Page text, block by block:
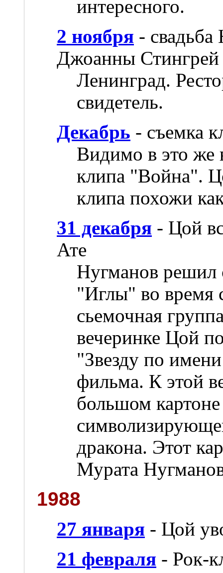
интересного.
2 ноября -
Джоанны Стингрей
Ленинград.
свидетель.
Декабрь - съемка
Видимо в это же
клипа "Война".
клипа похожи
31 декабря - Цой
Ате
Нугманов решил
"Иглы" во время
сьемочная
вечеринке Цой
"Звезду по
фильма. К этой
большом
дракона. Этот
Мурата
1988
27 января - Цой
21 февраля - Рок-